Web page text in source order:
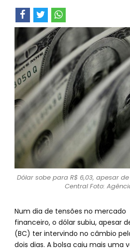
Dólar sobe para R$ 6,03, apesar
Central Foto:
Num dia de tensões no mercado
financeiro, o dólar subiu, apesar
(BC) ter intervindo no câmbio
dois dias. A bolsa caiu mais uma